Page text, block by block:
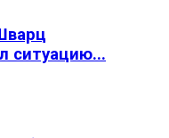
ситуацию...